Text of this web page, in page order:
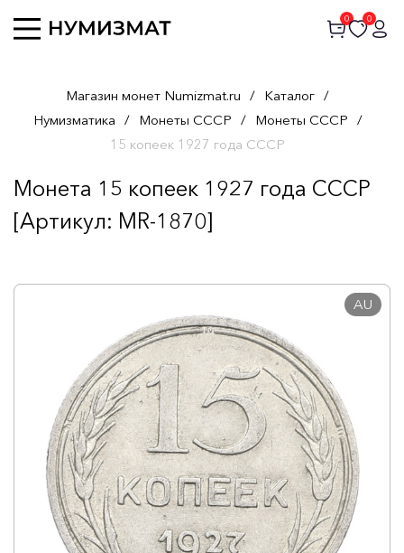
0 0
Магазин монет Numizmat.ru / Каталог /
Нумизматика / Монеты СССР / Монеты СССР /
15 копеек 1927 года СССР
Монета 15 копеек 1927 года СССР
[Артикул: MR-1870]
AU